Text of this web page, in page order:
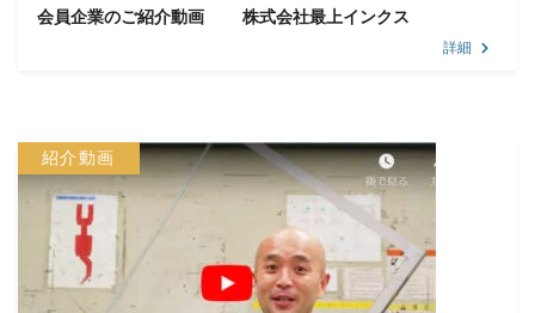
会員企業のご紹介動画 株式会社最上インクス
詳細
紹介動画